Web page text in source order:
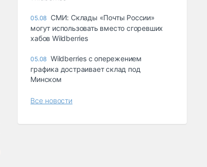
05.08 СМИ: Склады «Почты России»
могут использовать вместо сгоревших
хабов Wildberries
05.08 Wildberries с опережением
графика достраивает склад под
Минском
Все новости